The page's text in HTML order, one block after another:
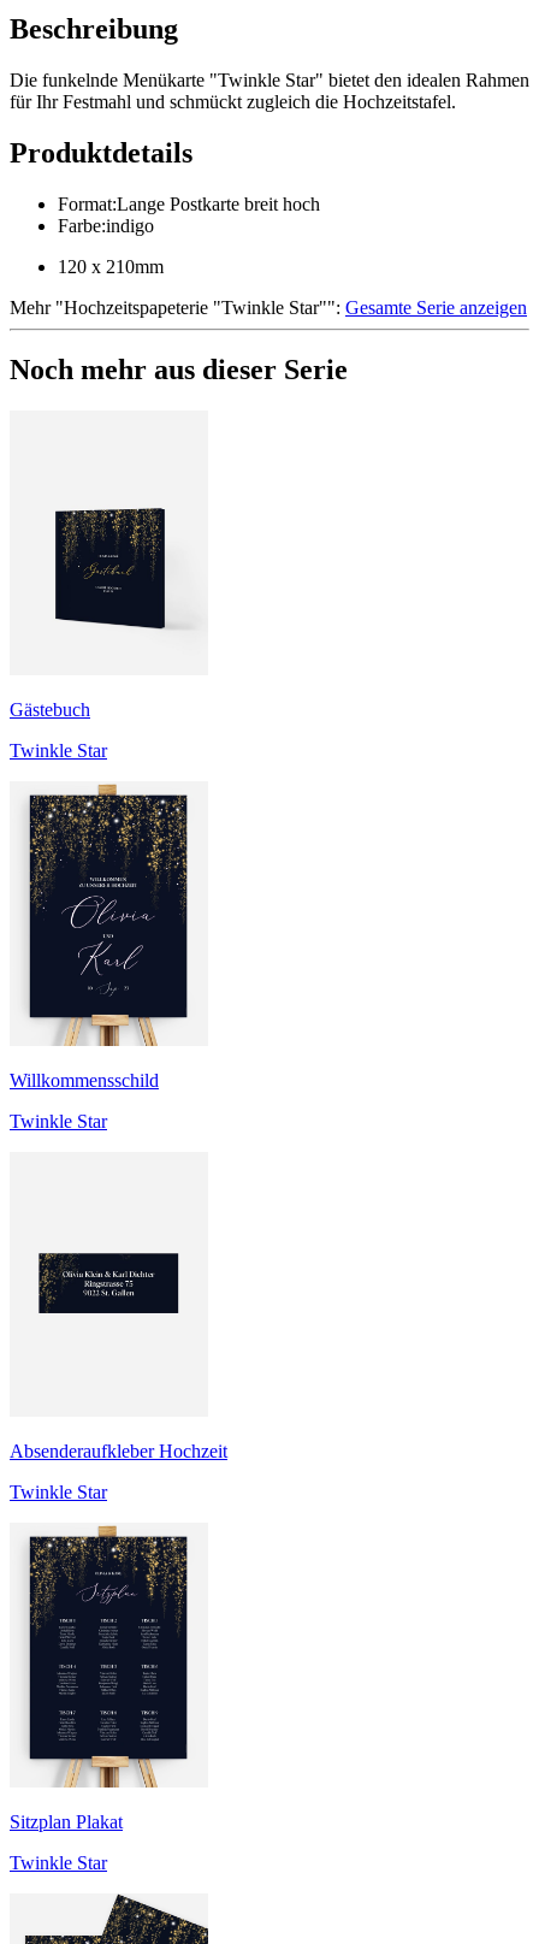
Beschreibung
Die funkelnde Menükarte "Twinkle Star" bietet den idealen Rahmen
für Ihr Festmahl und schmückt zugleich die Hochzeitstafel.
Produktdetails
Format:Lange Postkarte breit hoch
Farbe:indigo
120 x 210mm
Mehr"Hochzeitspapeterie "Twinkle Star"": Gesamte Serie anzeigen
Noch mehr aus dieser Serie
Gästebuch
Twinkle Star
Willkommensschild
Twinkle Star
Absenderaufkleber Hochzeit
Twinkle Star
Sitzplan Plakat
Twinkle Star